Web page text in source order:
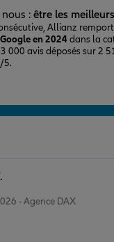
: être les
Allianz
en 2024dans la
000 avis déposés sur 2
5.
- Agence DAX